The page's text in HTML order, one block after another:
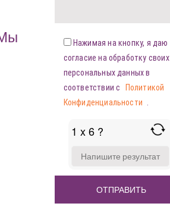
Нажимая на кнопку, я даю
согласие на обработку своих
персональных данных в
соответствии с
Политикой
Конфиденциальности
1 x 6 ?
FOR